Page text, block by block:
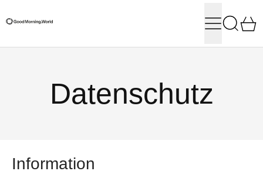
MenuSearch
Datenschutz
Information